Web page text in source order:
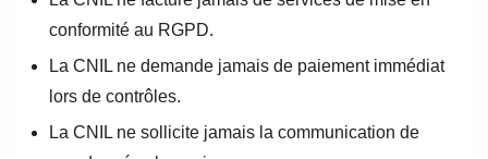
conformité au RGPD.
La CNIL ne demande jamais de paiement immédiat
lors de contrôles.
La CNIL ne sollicite jamais la communication de